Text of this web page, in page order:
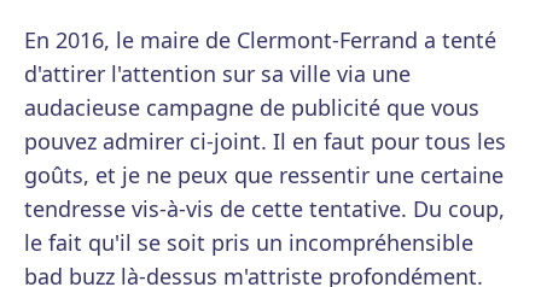
En 2016, le maire de Clermont-Ferrand a tenté
d'attirer l'attention sur sa ville via une
audacieuse campagne de publicité que vous
pouvez admirer ci-joint. Il en faut pour tous les
goûts, et je ne peux que ressentir une certaine
tendresse vis-à-vis de cette tentative. Du coup,
le fait qu'il se soit pris un incompréhensible
bad buzz là-dessus m'attriste profondément.